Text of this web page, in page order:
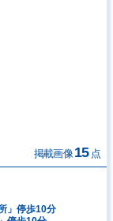
掲載画像 15 点
」停歩10分